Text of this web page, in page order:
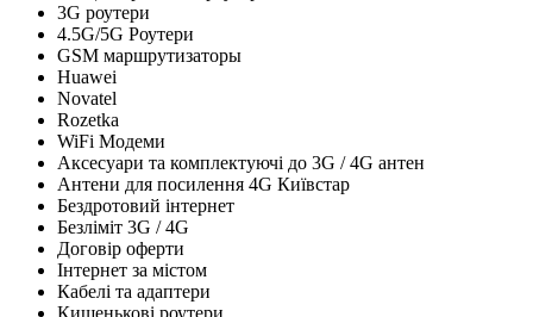
3G роутери
4.5G/5G Роутери
GSM маршрутизаторы
Huawei
Novatel
Rozetka
WiFi Модеми
Аксесуари та комплектуючі до 3G / 4G антен
Антени для посилення 4G Київстар
Бездротовий інтернет
Безліміт 3G / 4G
Договір оферти
Інтернет за містом
Кабелі та адаптери
Кишенькові роутери